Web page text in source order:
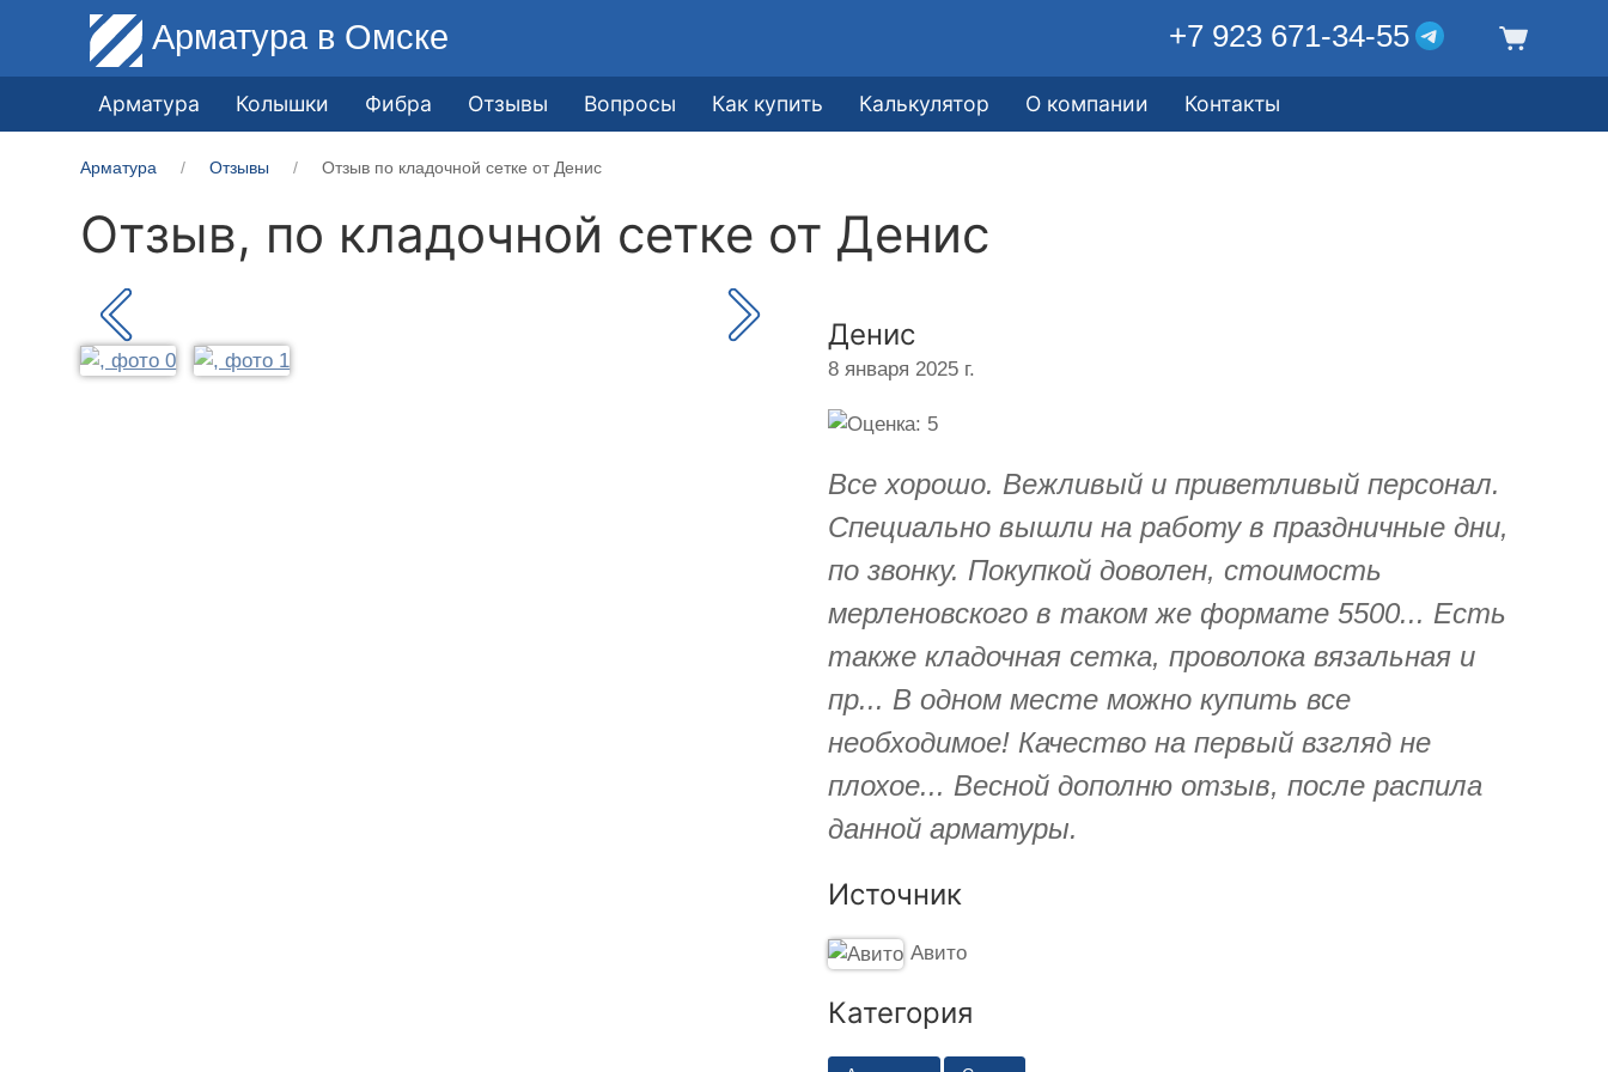
Арматура в Омске +7 923 671-34-55
Арматура Колышки Фибра Отзывы Вопросы Как купить Калькулятор О компании Контакты
Арматура Отзывы Отзыв по кладочной сетке от Денис
Отзыв, по кладочной сетке от Денис
Денис
8 января 2025 г.
Все хорошо. Вежливый и приветливый персонал.
Специально вышли на работу в праздничные дни,
по звонку. Покупкой доволен, стоимость
мерленовского в таком же формате 5500... Есть
также кладочная сетка, проволока вязальная и
пр... В одном месте можно купить все
необходимое! Качество на первый взгляд не
плохое... Весной дополню отзыв, после распила
данной арматуры.
Источник
Авито
Категория